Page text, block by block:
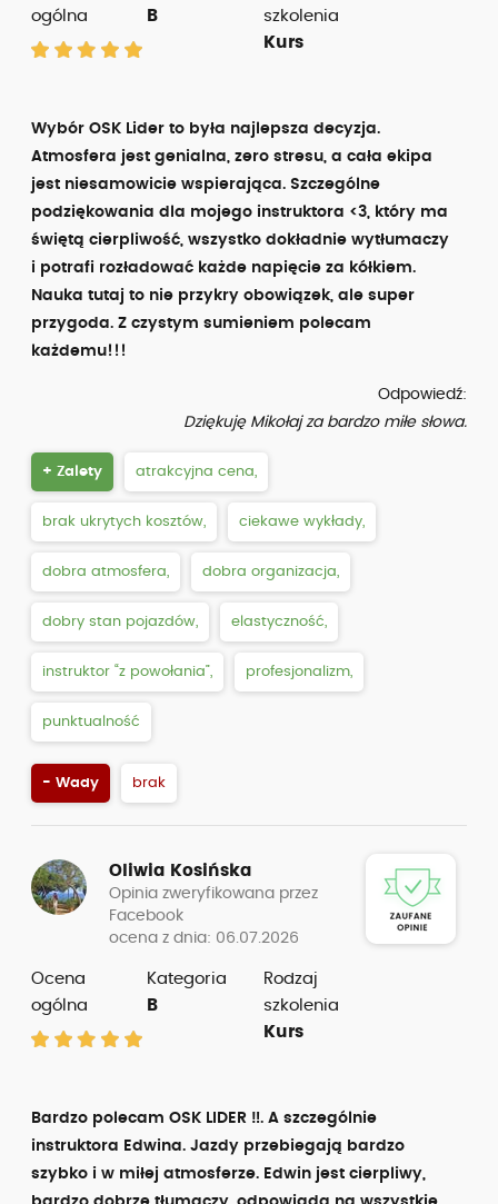
ogólna
B
szkolenia
Kurs
Wybór OSK Lider to była najlepsza decyzja.
Atmosfera jest genialna, zero stresu, a cała ekipa
jest niesamowicie wspierająca. Szczególne
podziękowania dla mojego instruktora <3, który ma
świętą cierpliwość, wszystko dokładnie wytłumaczy
i potrafi rozładować każde napięcie za kółkiem.
Nauka tutaj to nie przykry obowiązek, ale super
przygoda. Z czystym sumieniem polecam
każdemu!!!
Odpowiedź:
Dziękuję Mikołaj za bardzo miłe słowa.
+ Zalety atrakcyjna cena,
brak ukrytych kosztów, ciekawe wykłady,
dobra atmosfera, dobra organizacja,
dobry stan pojazdów, elastyczność,
instruktor “z powołania”, profesjonalizm,
punktualność
- Wady brak
Oliwia Kosińska
Opinia zweryfikowana przez
Facebook
ocena z dnia: 06.07.2026
Ocena
ogólna
Kategoria
B
Rodzaj
szkolenia
Kurs
Bardzo polecam OSK LIDER ‼️. A szczególnie
instruktora Edwina. Jazdy przebiegają bardzo
szybko i w miłej atmosferze. Edwin jest cierpliwy,